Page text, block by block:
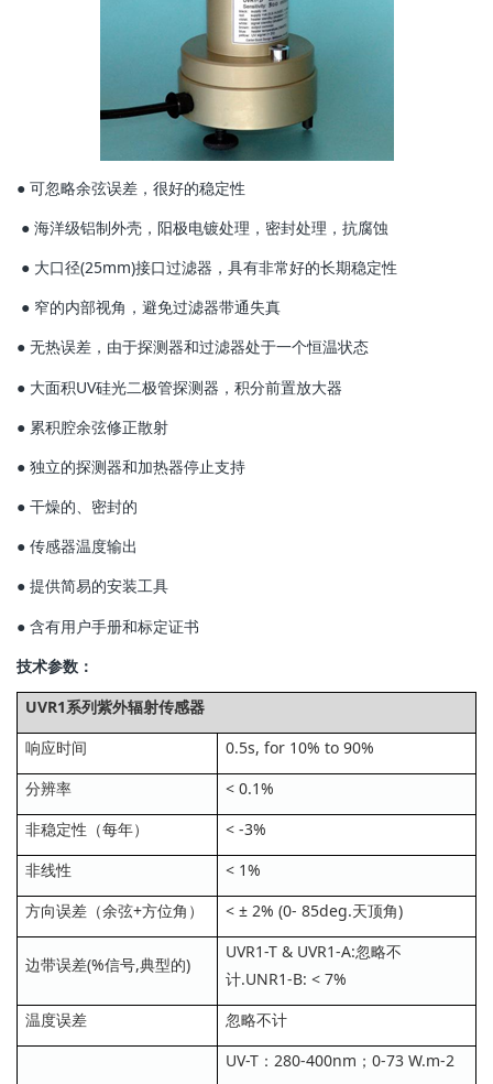
● 可忽略余弦误差，很好的稳定性
● 海洋级铝制外壳，阳极电镀处理，密封处理，抗腐蚀
● 大口径(25mm)接口过滤器，具有非常好的长期稳定性
● 窄的内部视角，避免过滤器带通失真
● 无热误差，由于探测器和过滤器处于一个恒温状态
● 大面积UV硅光二极管探测器，积分前置放大器
● 累积腔余弦修正散射
● 独立的探测器和加热器停止支持
● 干燥的、密封的
● 传感器温度输出
● 提供简易的安装工具
● 含有用户手册和标定证书
技术参数：
UVR1系列紫外辐射传感器
响应时间
0.5s, for 10% to 90%
分辨率
< 0.1%
非稳定性（每年）
< -3%
非线性
< 1%
方向误差（余弦+方位角）
< ± 2% (0- 85deg.天顶角)
边带误差(%信号,典型的)
UVR1-T & UVR1-A:忽略不
计.UNR1-B: < 7%
温度误差
忽略不计
UV-T：280-400nm；0-73 W.m-2